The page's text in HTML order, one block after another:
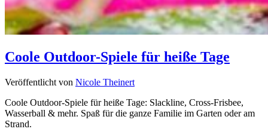
Coole Outdoor-Spiele für heiße Tage
Veröffentlicht von Nicole Theinert
Coole Outdoor-Spiele für heiße Tage: Slackline, Cross-Frisbee,
Wasserball & mehr. Spaß für die ganze Familie im Garten oder am
Strand.